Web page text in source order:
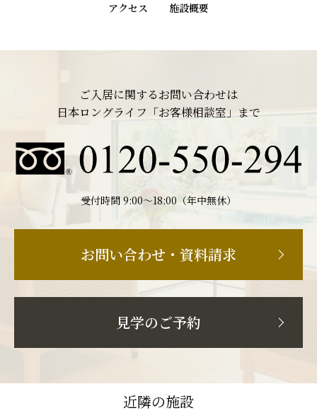
アクセス 施設概要
ご入居に関するお問い合わせは
日本ロングライフ「お客様相談室」まで
受付時間 9:00〜18:00（年中無休）
お問い合わせ・資料請求
見学のご予約
近隣の施設